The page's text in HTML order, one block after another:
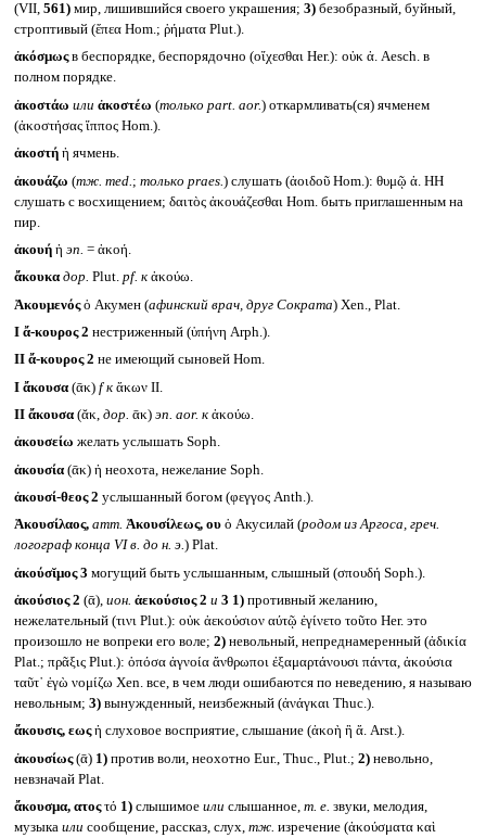
(VII, 561)мир, лишившийся своего украшения; 3)безобразный, буйный,
строптивый (ἔπεα Hom.; ῥήματα Plut.).
ἀκόσμωςв беспорядке, беспорядочно (οἴχεσθαι Her.): οὐκ ἀ. Aesch. в
полном порядке.
ἀκοστάω или ἀκοστέω (только part. aor.) откармливать(ся) ячменем
(ἀκοστήσας ἵππος Hom.).
ἀκοστή ἡ ячмень.
ἀκουάζω (тж. med. ; только praes. ) слушать (ἀοιδοῦ Hom.): θυμῷ ἀ. HH
слушать с восхищением; δαιτὸς ἀκουάζεσθαι Hom. быть приглашенным на
пир.
ἀκουή ἡ эп. = ἀκοή.
ἄκουκα дор. Plut. pf. кἀκούω.
Ἀκουμενόςὁ Акумен (афинский врач, друг Сократа) Xen., Plat.
I ἄ-κουρος 2 нестриженный (ὑπήνη Arph.).
II ἄ-κουρος 2 не имеющий сыновей Hom.
I ἄκουσα(ᾱκ) f кἄκων II.
II ἄκουσα (ᾰκ, дор. ᾱκ) эп. aor. кἀκούω.
ἀκουσείω желать услышать Soph.
ἀκουσία(ᾱκ) ἡ неохота, нежелание Soph.
ἀκουσί-θεος 2 услышанный богом (φεγγος Anth.).
Ἀκουσίλαος, атт. Ἀκουσίλεως, ουὁ Акусилай (родом из Аргоса, греч.
логограф конца VI в. до н. э.) Plat.
ἀκούσῐμος 3 могущий быть услышанным, слышный (σπουδή Soph.).
ἀκούσιος 2 (ᾱ), ион. ἀεκούσιος 2 и 3 1)противный желанию,
нежелательный (τινι Plut.): οὐκ ἀεκούσιον αύτῷ ἐγίνετο τοῦτο Her. это
произошло не вопреки его воле; 2)невольный, непреднамеренный (ἀδικία
Plat.; πρᾶξις Plut.): ὁπόσα ἀγνοία ἄνθρωποι ἐξαμαρτάνουσι πάντα, ἀκούσια
ταῦτ᾽ ἐγὼ νομίζω Xen. все, в чем люди ошибаются по неведению, я называю
невольным; 3)вынужденный, неизбежный (ἀνάγκαι Thuc.).
ἄκουσις, εωςἡ слуховое восприятие, слышание (ἀκοὴ ἢ ἄ. Arst.).
ἀκουσίως(ᾱ) 1)против воли, неохотно Eur., Thuc., Plut.; 2)невольно,
невзначай Plat.
ἄκουσμα, ατοςτό 1)слышимое или слышанное, т. е. звуки, мелодия,
музыка или сообщение, рассказ, слух, тж. изречение (ἀκούσματα καὶ